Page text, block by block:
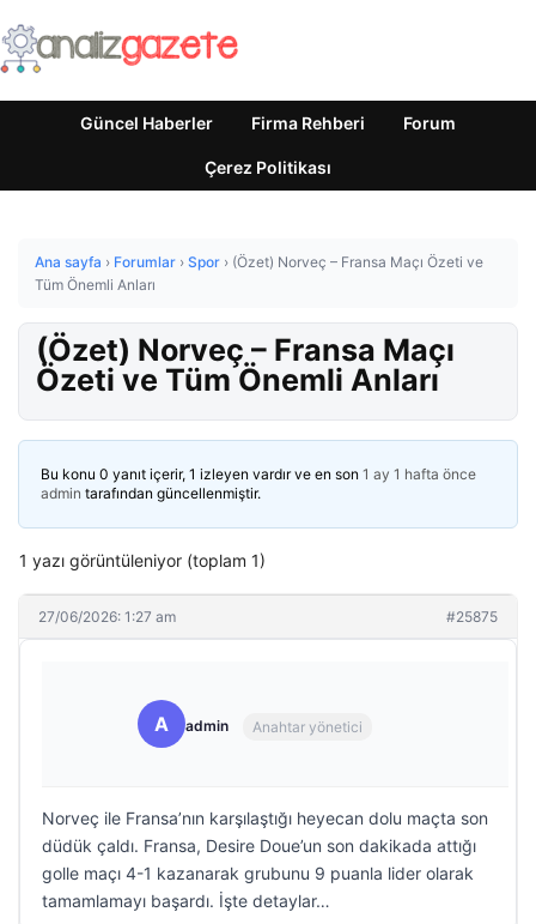
Güncel Haberler Firma Rehberi Forum
Çerez Politikası
Ana sayfa › Forumlar › Spor › (Özet) Norveç – Fransa Maçı Özeti ve
Tüm Önemli Anları
(Özet) Norveç – Fransa Maçı
Özeti ve Tüm Önemli Anları
Bu konu 0 yanıt içerir, 1 izleyen vardır ve en son 1 ay 1 hafta önce
admin tarafından güncellenmiştir.
1 yazı görüntüleniyor (toplam 1)
27/06/2026: 1:27 am #25875
A admin Anahtar yönetici
Norveç ile Fransa’nın karşılaştığı heyecan dolu maçta son
düdük çaldı. Fransa, Desire Doue’un son dakikada attığı
golle maçı 4-1 kazanarak grubunu 9 puanla lider olarak
tamamlamayı başardı. İşte detaylar…